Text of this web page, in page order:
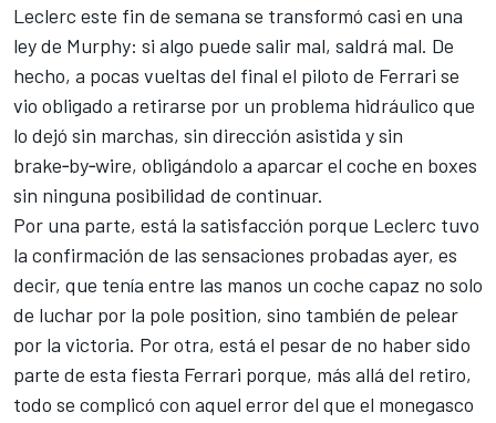
Leclerc este fin de semana se transformó casi en una
ley de Murphy: si algo puede salir mal, saldrá mal. De
hecho, a pocas vueltas del final el piloto de Ferrari se
vio obligado a retirarse por un problema hidráulico que
lo dejó sin marchas, sin dirección asistida y sin
brake‑by‑wire, obligándolo a aparcar el coche en boxes
sin ninguna posibilidad de continuar.
Por una parte, está la satisfacción porque Leclerc tuvo
la confirmación de las sensaciones probadas ayer, es
decir, que tenía entre las manos un coche capaz no solo
de luchar por la pole position, sino también de pelear
por la victoria. Por otra, está el pesar de no haber sido
parte de esta fiesta Ferrari porque, más allá del retiro,
todo se complicó con aquel error del que el monegasco